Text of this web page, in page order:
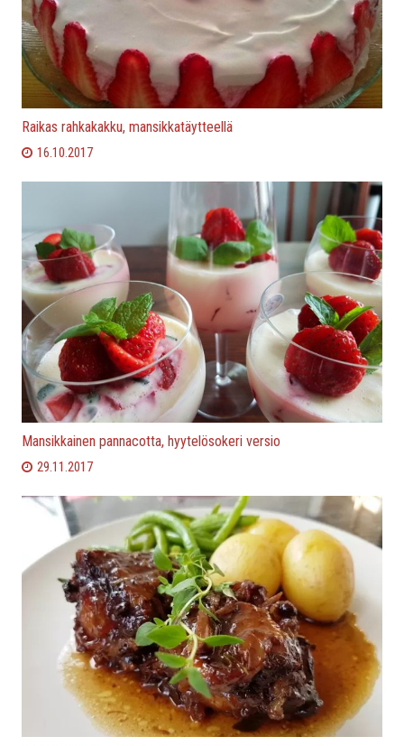
Raikas rahkakakku, mansikkatäytteellä
16.10.2017
Mansikkainen pannacotta, hyytelösokeri versio
29.11.2017